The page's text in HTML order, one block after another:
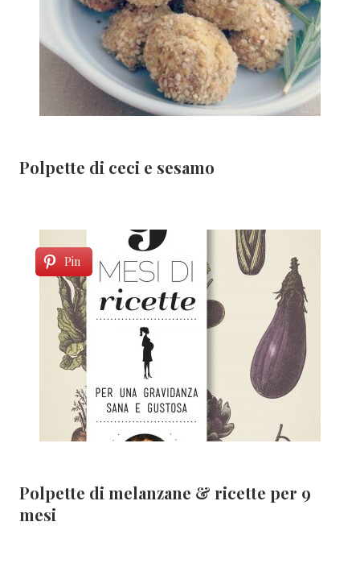
Polpette di ceci e sesamo
Pin
Polpette di melanzane & ricette per 9
mesi